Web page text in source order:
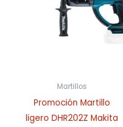
Martillos
Promoción Martillo
ligero DHR202Z Makita